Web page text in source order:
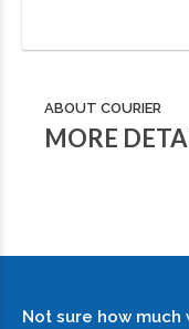
ABOUT COURIER
MORE
Not sure how